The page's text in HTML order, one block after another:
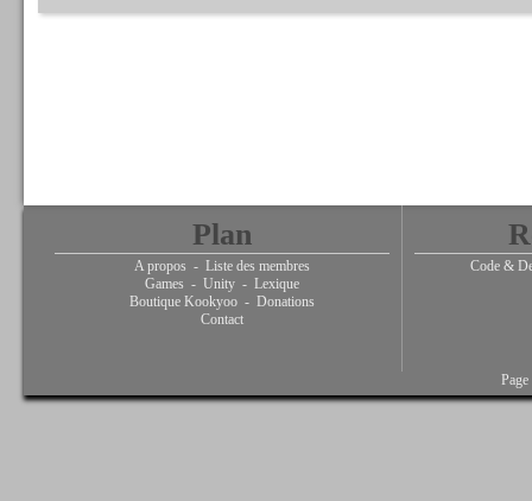
Plan
A propos - Liste des membres
Games - Unity - Lexique
Boutique Kookyoo - Donations
Contact
Code &